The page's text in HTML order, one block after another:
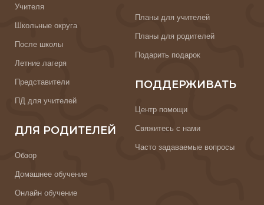
Учителя
Школьные округа
После школы
Летние лагеря
Представители
ПД для учителей
ДЛЯ РОДИТЕЛЕЙ
Обзор
Домашнее обучение
Онлайн обучение
Планы для учителей
Планы для родителей
Подарить подарок
ПОДДЕРЖИВАТЬ
Центр помощи
Свяжитесь с нами
Часто задаваемые вопросы